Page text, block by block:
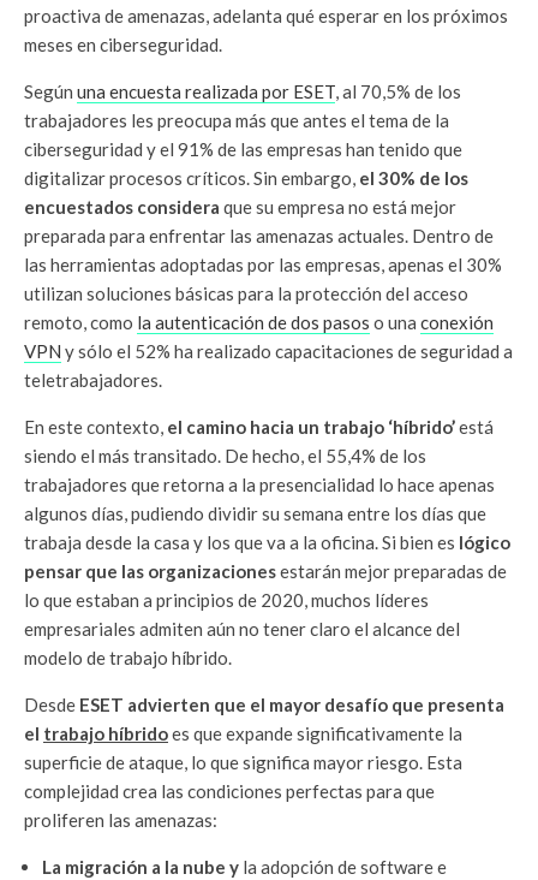
proactiva de amenazas, adelanta qué esperar en los próximos
meses en ciberseguridad.
Según una encuesta realizada por ESET, al 70,5% de los
trabajadores les preocupa más que antes el tema de la
ciberseguridad y el 91% de las empresas han tenido que
digitalizar procesos críticos. Sin embargo, el 30% de los
encuestados considera que su empresa no está mejor
preparada para enfrentar las amenazas actuales. Dentro de
las herramientas adoptadas por las empresas, apenas el 30%
utilizan soluciones básicas para la protección del acceso
remoto, como la autenticación de dos pasos o una conexión
VPN y sólo el 52% ha realizado capacitaciones de seguridad a
teletrabajadores.
En este contexto, el camino hacia un trabajo ‘híbrido’está
siendo el más transitado. De hecho, el 55,4% de los
trabajadores que retorna a la presencialidad lo hace apenas
algunos días, pudiendo dividir su semana entre los días que
trabaja desde la casa y los que va a la oficina. Si bien es lógico
pensar que las organizacionesestarán mejor preparadas de
lo que estaban a principios de 2020, muchos líderes
empresariales admiten aún no tener claro el alcance del
modelo de trabajo híbrido.
Desde ESET advierten que el mayor desafío que presenta
el trabajo híbridoes que expande significativamente la
superficie de ataque, lo que significa mayor riesgo. Esta
complejidad crea las condiciones perfectas para que
proliferen las amenazas:
La migración a la nube y la adopción de software e